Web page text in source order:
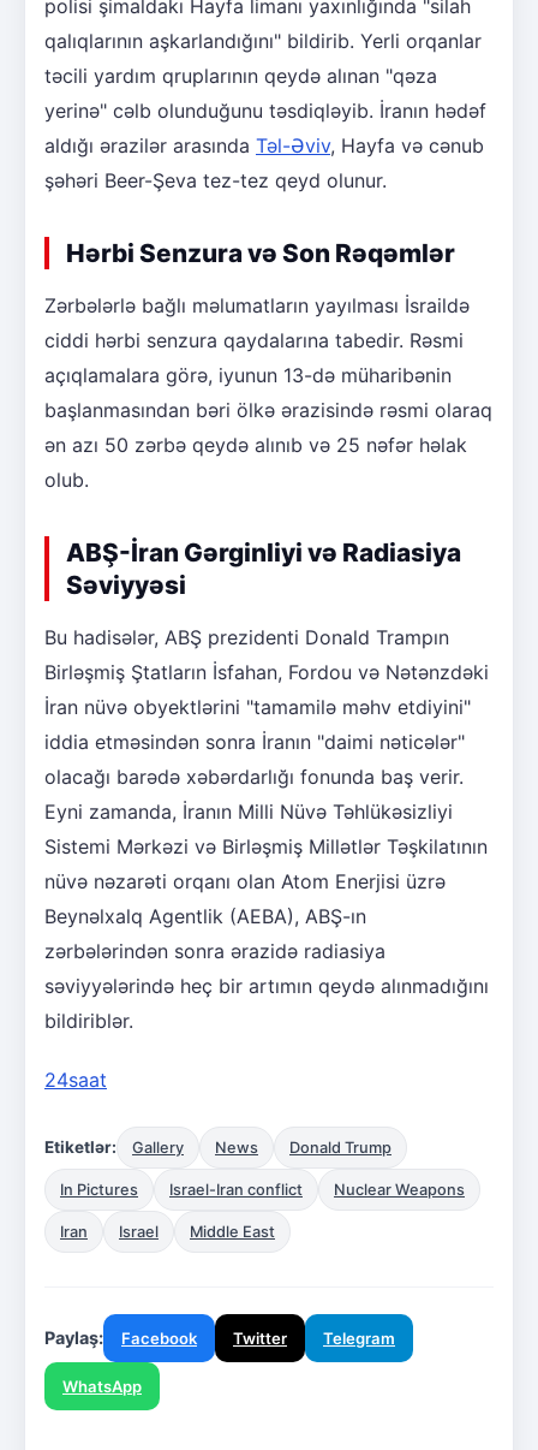
polisi şimaldakı Hayfa limanı yaxınlığında "silah
qalıqlarının aşkarlandığını" bildirib. Yerli orqanlar
təcili yardım qruplarının qeydə alınan "qəza
yerinə" cəlb olunduğunu təsdiqləyib. İranın hədəf
aldığı ərazilər arasında Təl-Əviv, Hayfa və cənub
şəhəri Beer-Şeva tez-tez qeyd olunur.
Hərbi Senzura və Son Rəqəmlər
Zərbələrlə bağlı məlumatların yayılması İsraildə
ciddi hərbi senzura qaydalarına tabedir. Rəsmi
açıqlamalara görə, iyunun 13-də müharibənin
başlanmasından bəri ölkə ərazisində rəsmi olaraq
ən azı 50 zərbə qeydə alınıb və 25 nəfər həlak
olub.
ABŞ-İran Gərginliyi və Radiasiya
Səviyyəsi
Bu hadisələr, ABŞ prezidenti Donald Trampın
Birləşmiş Ştatların İsfahan, Fordou və Nətənzdəki
İran nüvə obyektlərini "tamamilə məhv etdiyini"
iddia etməsindən sonra İranın "daimi nəticələr"
olacağı barədə xəbərdarlığı fonunda baş verir.
Eyni zamanda, İranın Milli Nüvə Təhlükəsizliyi
Sistemi Mərkəzi və Birləşmiş Millətlər Təşkilatının
nüvə nəzarəti orqanı olan Atom Enerjisi üzrə
Beynəlxalq Agentlik (AEBA), ABŞ-ın
zərbələrindən sonra ərazidə radiasiya
səviyyələrində heç bir artımın qeydə alınmadığını
bildiriblər.
24saat
Etiketlər: Gallery News Donald Trump
In Pictures Israel-Iran conflict Nuclear Weapons
Iran Israel Middle East
Paylaş: Facebook Twitter Telegram
WhatsApp